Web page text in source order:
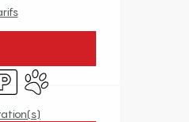
Animaux acceptés